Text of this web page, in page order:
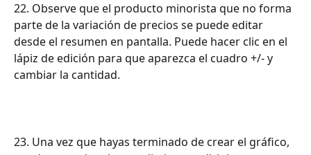
22. Observe que el producto minorista que no forma
parte de la variación de precios se puede editar
desde el resumen en pantalla. Puede hacer clic en el
lápiz de edición para que aparezca el cuadro +/- y
cambiar la cantidad.
23. Una vez que hayas terminado de crear el gráfico,